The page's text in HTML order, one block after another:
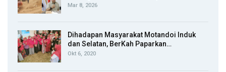
Mar 8, 2026
Dihadapan Masyarakat Motandoi Induk
dan Selatan, BerKah Paparkan…
Okt 6, 2020